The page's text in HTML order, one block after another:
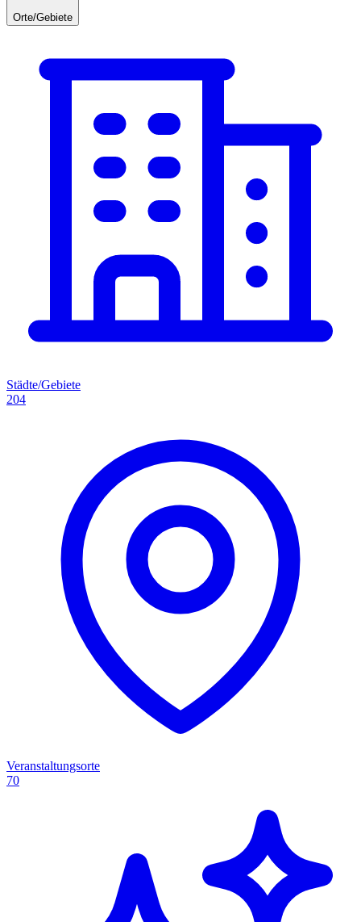
Orte/Gebiete
Städte/Gebiete
204
Veranstaltungsorte
70